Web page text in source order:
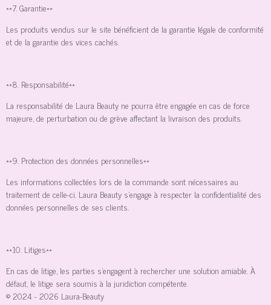
**7. Garantie**
Les produits vendus sur le site bénéficient de la garantie légale de conformité
et de la garantie des vices cachés.
**8. Responsabilité**
La responsabilité de Laura Beauty ne pourra être engagée en cas de force
majeure, de perturbation ou de grève affectant la livraison des produits.
**9. Protection des données personnelles**
Les informations collectées lors de la commande sont nécessaires au
traitement de celle-ci. Laura Beauty s'engage à respecter la confidentialité des
données personnelles de ses clients.
**10. Litiges**
En cas de litige, les parties s'engagent à rechercher une solution amiable. À
défaut, le litige sera soumis à la juridiction compétente.
© 2024 - 2026 Laura-Beauty